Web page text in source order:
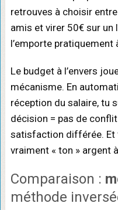
retrouves à choisir
amis et virer 50€ sur
l’emporte pratiquement
Le budget à l’envers
mécanisme. En
réception du salaire, tu
décision = pas de
satisfaction différée. Et
vraiment « ton » argent
Comparaison :
méthode